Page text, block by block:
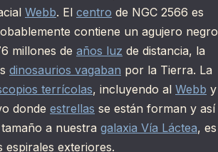
Webb. El centro de NGC 2566 es
contiene un agujero negro
millones de años luz de distancia, la
dinosaurios vagaban por la Tierra. La
terrícolas, incluyendo al Webb y
donde estrellas se están forman y así
a nuestra galaxia Vía Láctea, es
exteriores.